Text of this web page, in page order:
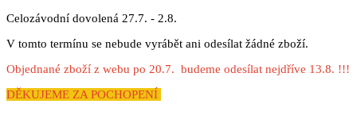
Celozávodní dovolená 27.7. - 2.8.
V tomto termínu se nebude vyrábět ani odesílat žádné zboží.
Objednané zboží z webu po 20.7. budeme odesílat nejdříve 13.8. !!!
DĚKUJEME ZA POCHOPENÍ